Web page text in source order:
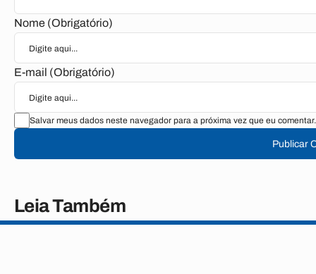
Nome (Obrigatório)
E-mail (Obrigatório)
Salvar meus dados neste navegador para a próxima vez que eu comentar.
Publicar
Leia Também